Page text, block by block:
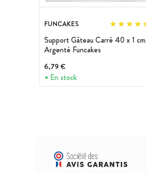
FUNCAKES
Support Gâteau Carré 40 x 1 cm
Argenté Funcakes
6,79 €
En stock